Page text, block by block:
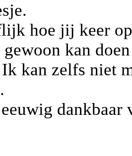
hoe jij keer
gewoon kan
kan zelfs niet
dankbaar